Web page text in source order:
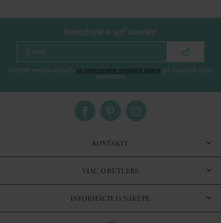
Nenechajte si ujsť novinky!
vložením e-mailu súhlasíte so spracovaním osobných údajov pre zasielanie nášho
newsletteru
KONTAKTY
VIAC O BUTLERS
INFORMÁCIE O NÁKUPE